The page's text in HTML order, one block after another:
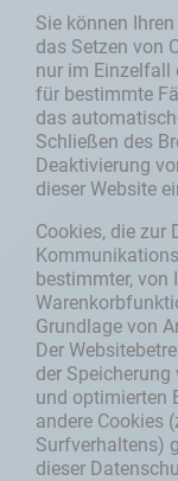
Sie können
das Setzen von
nur im Einzelfall
für bestimmte
das
Schließen des
Deaktivierung
dieser Website
Cookies, die zur
bestimmter, von
Grundlage von
Der
der
und optimierten
andere Cookies
Surfverhaltens)
dieser